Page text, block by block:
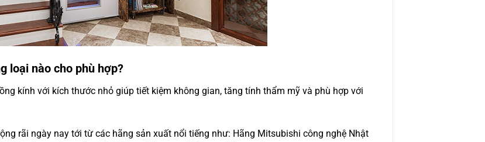
loại nào cho phù hợp?
kính với kích thước nhỏ giúp tiết kiệm không gian, tăng tính thẩm mỹ và phù hợp với
rãi ngày nay tới từ các hãng sản xuất nổi tiếng như: Hãng Mitsubishi công nghệ Nhật